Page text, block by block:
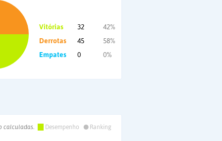
Vitórias 32
42%
Derrotas
45
58%
Empates
0 0%
calculadas. Desempenho •
Ranking